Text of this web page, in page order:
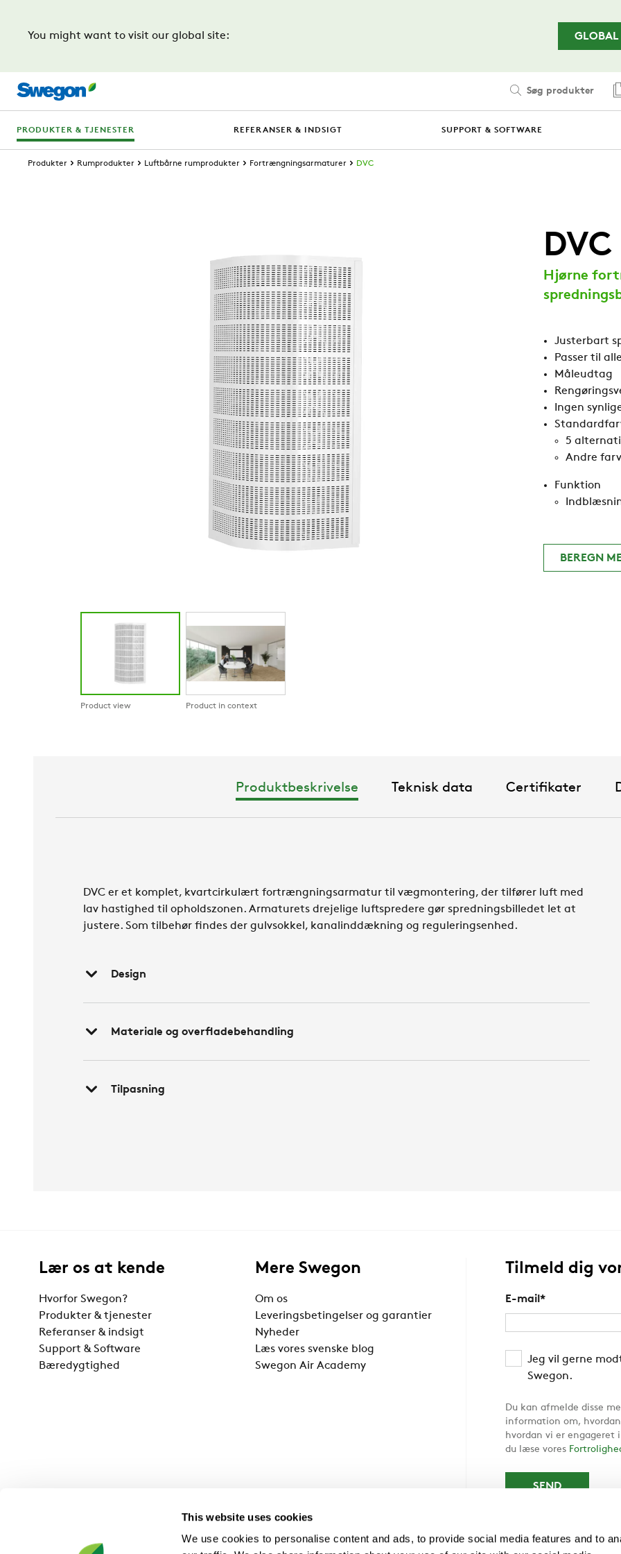
This website uses cookies
We use cookies to personalise content and ads, to provide social media features and to
You might want to visit our global site:
GLOBAL
Søg produkter
PRODUKTER & TJENESTER REFERANSER & INDSIGT SUPPORT & SOFTWARE
Produkter Rumprodukter Luftbårne rumprodukter Fortrængningsarmaturer DVC
Product view Product in context
DVC
Hjørne
Justerbart
Passer til
Måleudtag
Ingen
5
Andre
Funktion
BEREGN
Produktbeskrivelse Teknisk data Certifikater
DVC er et komplet, kvartcirkulært fortrængningsarmatur til vægmontering, der tilfører luft med
lav hastighed til opholdszonen. Armaturets drejelige luftspredere gør spredningsbilledet let at
justere. Som tilbehør findes der gulvsokkel, kanalinddækning og reguleringsenhed.
Design
Materiale og overfladebehandling
Tilpasning
Lær os at kende
Hvorfor Swegon?
Produkter & tjenester
Referanser & indsigt
Support & Software
Bæredygtighed
Mere Swegon
Om os
Leveringsbetingelser og garantier
Nyheder
Læs vores svenske blog
Swegon Air Academy
Tilmeld dig
E-mail *
Jeg vil gerne
Swegon.
Du kan afmelde disse
information om,
hvordan vi er
du læse vores